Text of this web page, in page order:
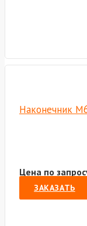
Наконечник
Цена по
ЗАКАЗАТЬ